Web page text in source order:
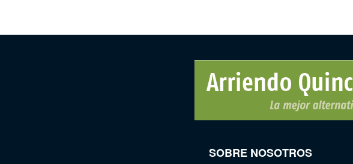
SOBRE NOSOTROS